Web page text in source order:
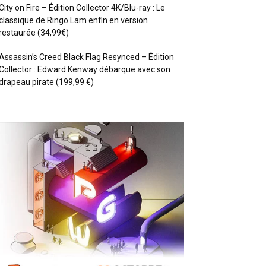
on Fire – Édition Collector 4K/Blu-ray : Le
de Ringo Lam enfin en version
(34,99€)
Creed Black Flag Resynced – Édition
: Edward Kenway débarque avec son
pirate (199,99 €)